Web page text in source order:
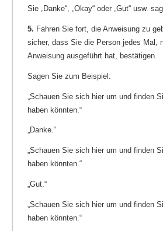
Sie „Danke“, „Okay“ oder „Gut“ usw.
5. Fahren Sie fort, die Anweisung zu
sicher, dass Sie die Person jedes Mal,
Anweisung ausgeführt hat, bestätigen.
Sagen Sie zum Beispiel:
„Schauen Sie sich hier um und finden
haben könnten.“
„Danke.“
„Schauen Sie sich hier um und finden
haben könnten.“
„Gut.“
„Schauen Sie sich hier um und finden
haben könnten.“